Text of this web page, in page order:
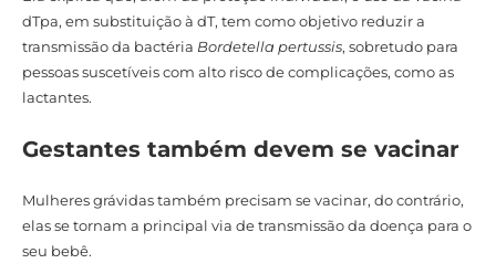
dTpa, em substituição à dT, tem como objetivo reduzir a
transmissão da bactéria Bordetella pertussis, sobretudo para
pessoas suscetíveis com alto risco de complicações, como as
lactantes.
Gestantes também devem se vacinar
Mulheres grávidas também precisam se vacinar, do contrário,
elas se tornam a principal via de transmissão da doença para o
seu bebê.